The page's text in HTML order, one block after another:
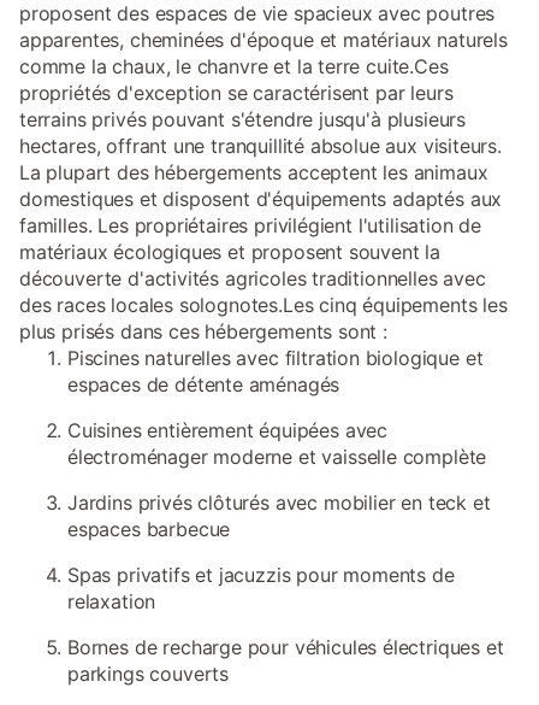
proposent des espaces de vie spacieux avec poutres
apparentes, cheminées d'époque et matériaux naturels
comme la chaux, le chanvre et la terre cuite.Ces
propriétés d'exception se caractérisent par leurs
terrains privés pouvant s'étendre jusqu'à plusieurs
hectares, offrant une tranquillité absolue aux visiteurs.
La plupart des hébergements acceptent les animaux
domestiques et disposent d'équipements adaptés aux
familles. Les propriétaires privilégient l'utilisation de
matériaux écologiques et proposent souvent la
découverte d'activités agricoles traditionnelles avec
des races locales solognotes.Les cinq équipements les
plus prisés dans ces hébergements sont :
Piscines naturelles avec filtration biologique et
espaces de détente aménagés
Cuisines entièrement équipées avec
électroménager moderne et vaisselle complète
Jardins privés clôturés avec mobilier en teck et
espaces barbecue
Spas privatifs et jacuzzis pour moments de
relaxation
Bornes de recharge pour véhicules électriques et
parkings couverts